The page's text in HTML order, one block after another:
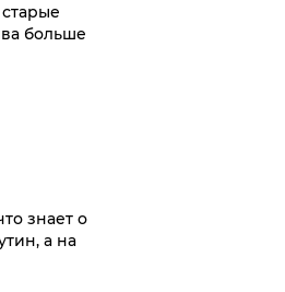
больше
знает о
а на